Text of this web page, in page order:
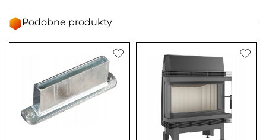
Podobne produkty